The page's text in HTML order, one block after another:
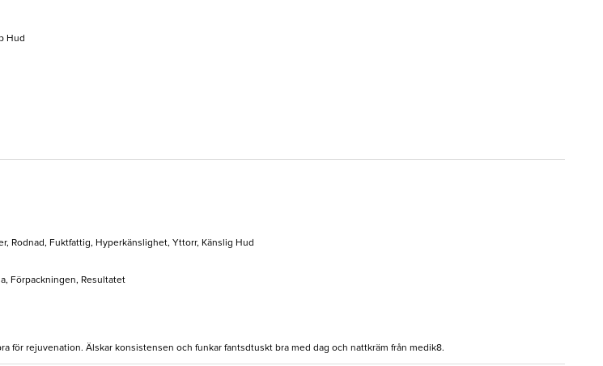
Hud
Rodnad, Fuktfattig, Hyperkänslighet, Yttorr, Känslig Hud
Förpackningen, Resultatet
för rejuvenation. Älskar konsistensen och funkar fantsdtuskt bra med dag och nattkräm från medik8.